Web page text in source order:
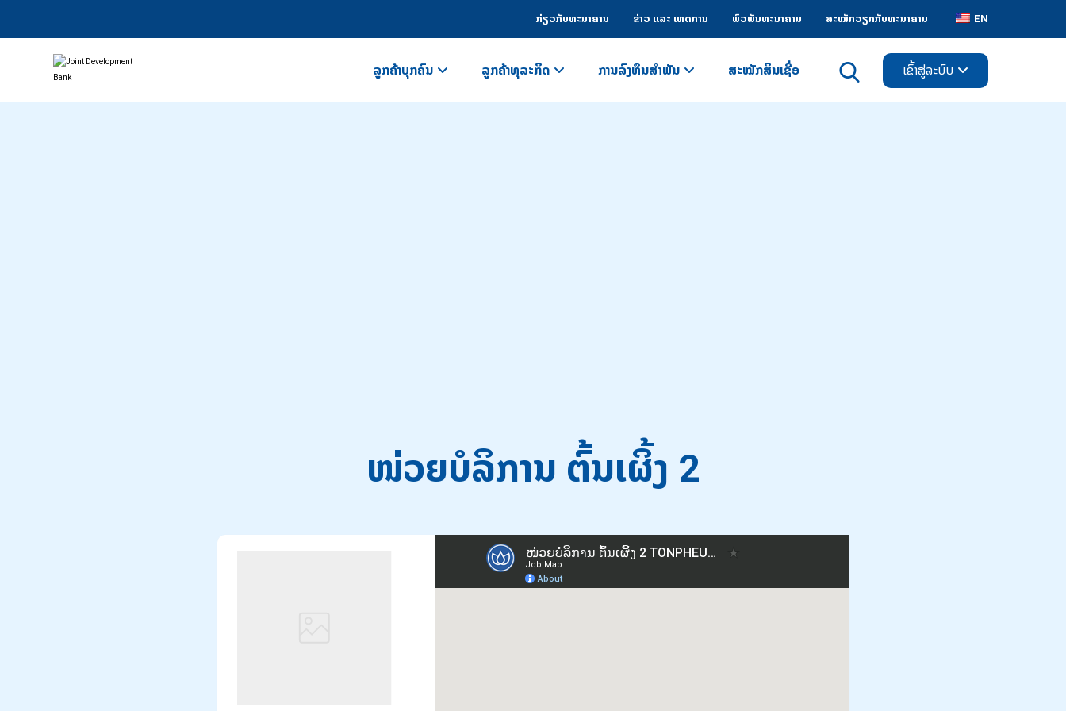
EN
ກ່ຽວກັບທະນາຄານ ຂ່າວ ແລະ ເຫດການ ພົວພັນທະນາຄານ ສະໝັກວຽກກັບທະນາຄານ
ເຂົ້າສູ່ລະບົບ
ລູກຄ້າບຸກຄົນ ລູກຄ້າທຸລະກິດ ການລົງທຶນສຳພັນ ສະໝັກສິນເຊື່ອ
ໜ່ວຍບໍລິການ ຕົ້ນເຜິ້ງ 2